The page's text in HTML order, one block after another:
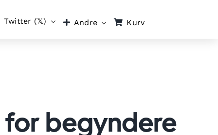
Twitter (𝕏) Andre Kurv
for begyndere